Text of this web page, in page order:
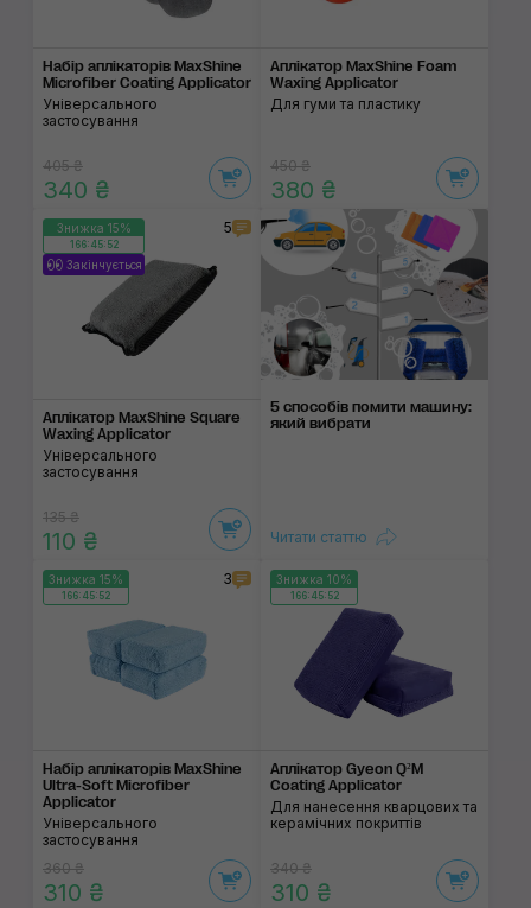
Набір аплікаторів MaxShine
Microfiber Coating Applicator
Універсального
застосування
405 ₴
340 ₴
Аплікатор MaxShine Foam
Waxing Applicator
Для гуми та пластику
450 ₴
380 ₴
Знижка 15%
166:45:52
Закінчується
5
Аплікатор MaxShine Square
Waxing Applicator
Універсального
застосування
135 ₴
110 ₴
5 способів помити машину:
який вибрати
Читати статтю
Знижка 15%
166:45:52
3
Набір аплікаторів MaxShine
Ultra-Soft Microfiber
Applicator
Універсального
застосування
360 ₴
310 ₴
Знижка 10%
166:45:52
Аплікатор Gyeon Q²M
Coating Applicator
Для нанесення кварцових та
керамічних покриттів
340 ₴
310 ₴